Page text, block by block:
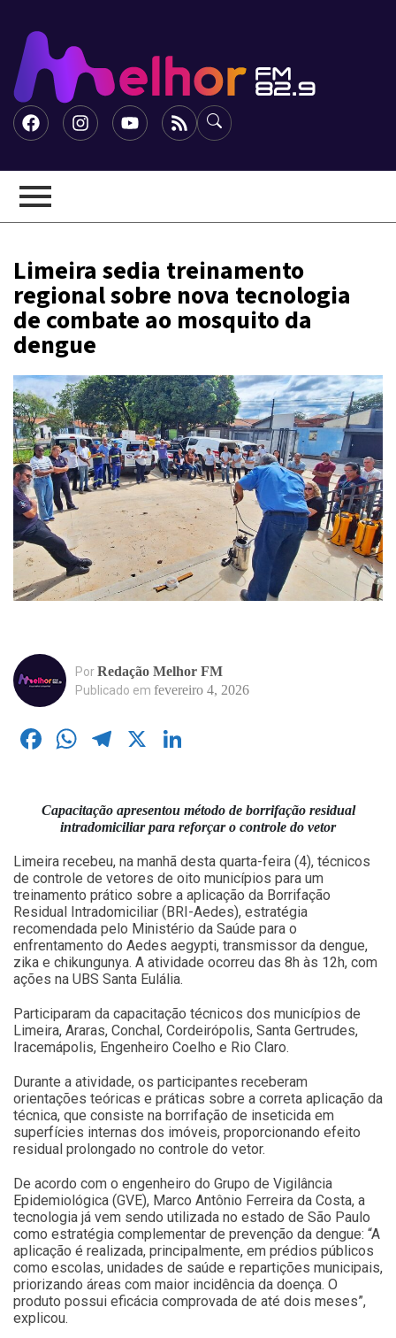
Limeira sedia treinamento
regional sobre nova tecnologia
de combate ao mosquito da
dengue
PorRedação Melhor FM
Publicado em fevereiro 4, 2026
Facebook
WhatsApp
Telegram
X
Capacitação apresentou método de borrifação residual
intradomiciliar para reforçar o controle do vetor
Limeira recebeu, na manhã desta quarta-feira (4), técnicos
de controle de vetores de oito municípios para um
treinamento prático sobre a aplicação da Borrifação
Residual Intradomiciliar (BRI-Aedes), estratégia
recomendada pelo Ministério da Saúde para o
enfrentamento do Aedes aegypti, transmissor da dengue,
zika e chikungunya. A atividade ocorreu das 8h às 12h, com
ações na UBS Santa Eulália.
Participaram da capacitação técnicos dos municípios de
Limeira, Araras, Conchal, Cordeirópolis, Santa Gertrudes,
Iracemápolis, Engenheiro Coelho e Rio Claro.
Durante a atividade, os participantes receberam
orientações teóricas e práticas sobre a correta aplicação da
técnica, que consiste na borrifação de inseticida em
superfícies internas dos imóveis, proporcionando efeito
residual prolongado no controle do vetor.
De acordo com o engenheiro do Grupo de Vigilância
Epidemiológica (GVE), Marco Antônio Ferreira da Costa, a
tecnologia já vem sendo utilizada no estado de São Paulo
como estratégia complementar de prevenção da dengue: “A
aplicação é realizada, principalmente, em prédios públicos
como escolas, unidades de saúde e repartições municipais,
priorizando áreas com maior incidência da doença. O
produto possui eficácia comprovada de até dois meses”,
explicou.